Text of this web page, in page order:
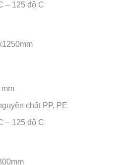
– 125 độ C
chất PP, PE
– 125 độ C